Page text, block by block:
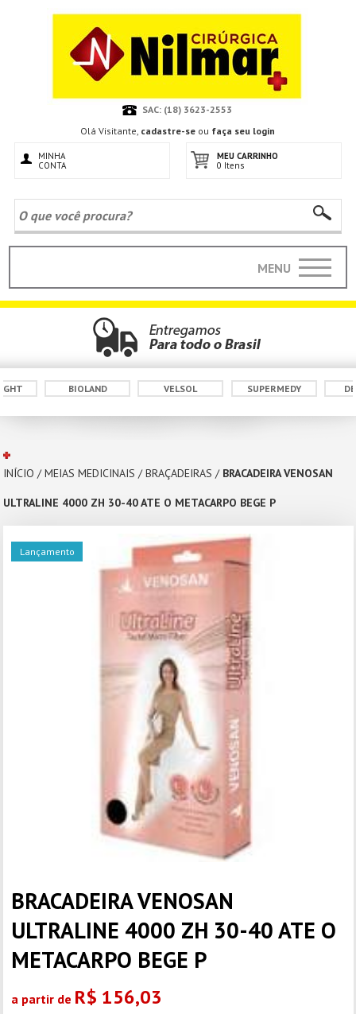
SAC: (18) 3623-2553
Olá Visitante, cadastre-se ou faça seu login
MINHA
CONTA
MEU CARRINHO
0 Itens
MENU
BIOLAND VELSOL SUPERMEDY
INÍCIO /MEIAS MEDICINAIS /BRAÇADEIRAS /BRACADEIRA VENOSAN
ULTRALINE 4000 ZH 30-40 ATE O METACARPO BEGE P
Lançamento
BRACADEIRA VENOSAN
ULTRALINE 4000 ZH 30-40 ATE O
METACARPO BEGE P
a partir de R$ 156,03